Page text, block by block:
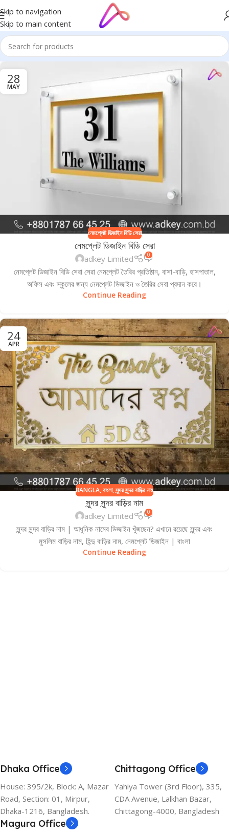
Skip to navigation
Skip to main content
28
MAY
নেমপ্লেট ডিজাইন বিডি সেরা
নেমপ্লেট ডিজাইন বিডি সেরা
adkey Limited 0
নেমপ্লেট ডিজাইন বিডি সেরা সেরা নেমপ্লেট তৈরির প্রতিষ্ঠান, বাসা-বাড়ি, হাসপাতাল,
অফিস এবং স্কুলের জন্য নেমপ্লেট ডিজাইন ও তৈরির সেবা প্রদান করে।
Continue Reading
24
APR
BANGLA,বাংলা,সুন্দর সুন্দর বাড়ির নাম
সুন্দর সুন্দর বাড়ির নাম
adkey Limited 0
সুন্দর সুন্দর বাড়ির নাম | আধুনিক নামের ডিজাইন খুঁজছেন? এখানে রয়েছে সুন্দর এবং
মুসলিম বাড়ির নাম, হিন্দু বাড়ির নাম, নেমপ্লেট ডিজাইন | বাংলা
Continue Reading
Dhaka Office
House: 395/2k, Block: A, Mazar
Road, Section: 01, Mirpur,
Dhaka-1216, Bangladesh.
Chittagong Office
Yahiya Tower (3rd Floor), 335,
CDA Avenue, Lalkhan Bazar,
Chittagong-4000, Bangladesh
Magura Office